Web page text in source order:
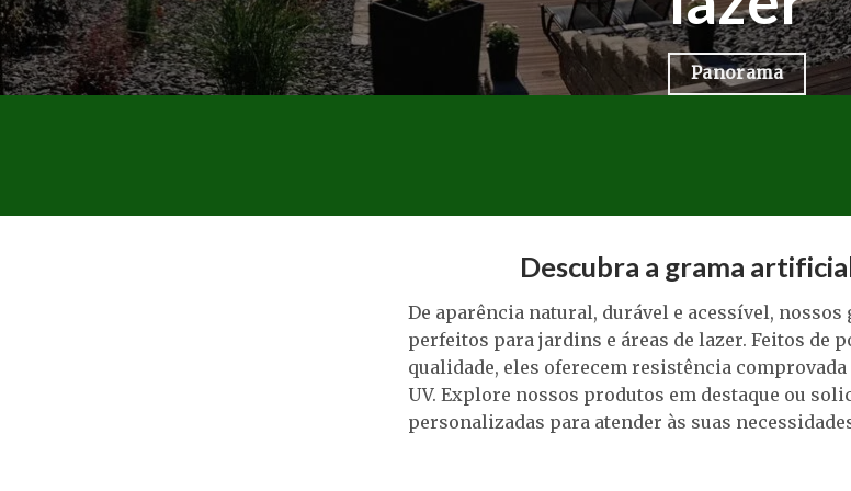
Panorama
Descubra a grama
De aparência natural, durável e acessível,
perfeitos para jardins e áreas de lazer. Feitos de
qualidade, eles oferecem resistência comprovada
UV. Explore nossos produtos em destaque ou
personalizadas para atender às suas